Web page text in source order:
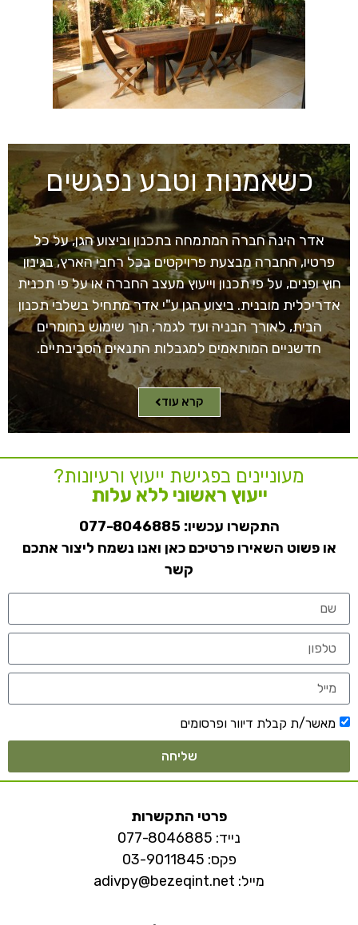
כשאמנות וטבע נפגשים
אדר הינה חברה המתמחה בתכנון וביצוע הגן, על כל
פרטיו, החברה מבצעת פרויקטים בכל רחבי הארץ, בגינון
חוץ ופנים, על פי תכנון וייעוץ מעצב החברה או על פי תכנית
אדריכלית מובנית. ביצוע הגן ע"י אדר מתחיל בשלבי תכנון
הבית, לאורך הבניה ועד לגמר, תוך שימוש בחומרים
חדשניים המותאמים למגבלות התנאים הסביבתיים.
קרא עוד
מעוניינים בפגישת ייעוץ ורעיונות?
ייעוץ ראשוני ללא עלות
התקשרו עכשיו:077-8046885
או פשוט השאירו פרטיכם כאן ואנו נשמח ליצור אתכם
קשר
מאשר/ת קבלת דיוור ופרסומים
שליחה
פרטי התקשרות
נייד: 077-8046885
פקס: 03-9011845
מייל: adivpy@bezeqint.net